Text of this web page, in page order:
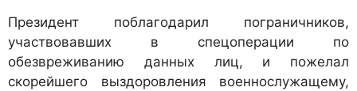
Президент поблагодарил пограничников,
участвовавших в спецоперации по
обезвреживанию данных лиц, и пожелал
скорейшего выздоровления военнослужащему,